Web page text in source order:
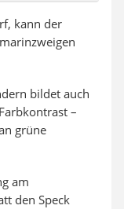
kann der
bildet auch
–
grüne
am
den Speck